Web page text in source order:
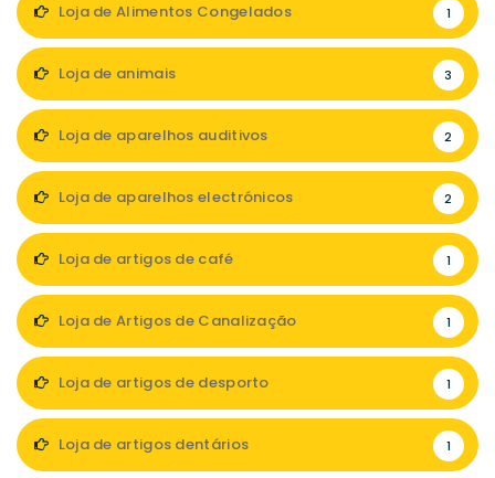
Loja de Alimentos Congelados 1
Loja de animais 3
Loja de aparelhos auditivos 2
Loja de aparelhos electrónicos 2
Loja de artigos de café 1
Loja de Artigos de Canalização 1
Loja de artigos de desporto 1
Loja de artigos dentários 1